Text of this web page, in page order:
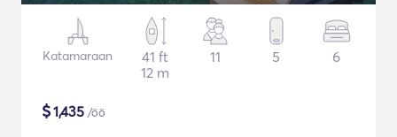
Katamaraan
41 ft
12 m
11 5 6
$1,435 /öö